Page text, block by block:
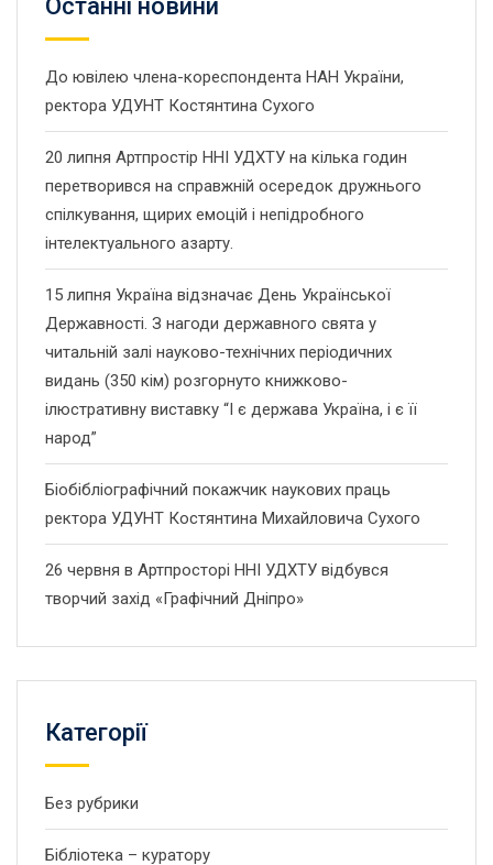
Останнi новини
До ювілею члена-кореспондента НАН України,
ректора УДУНТ Костянтина Сухого
20 липня Артпростір ННІ УДХТУ на кілька годин
перетворився на справжній осередок дружнього
спілкування, щирих емоцій і непідробного
інтелектуального азарту.
15 липня Україна відзначає День Української
Державності. З нагоди державного свята у
читальній залі науково-технічних періодичних
видань (350 кім) розгорнуто книжково-
ілюстративну виставку “І є держава Україна, і є її
народ”
Біобібліографічний покажчик наукових праць
ректора УДУНТ Костянтина Михайловича Сухого
26 червня в Артпросторі ННІ УДХТУ відбувся
творчий захід «Графічний Дніпро»
Категорії
Без рубрики
Бібліотека – куратору